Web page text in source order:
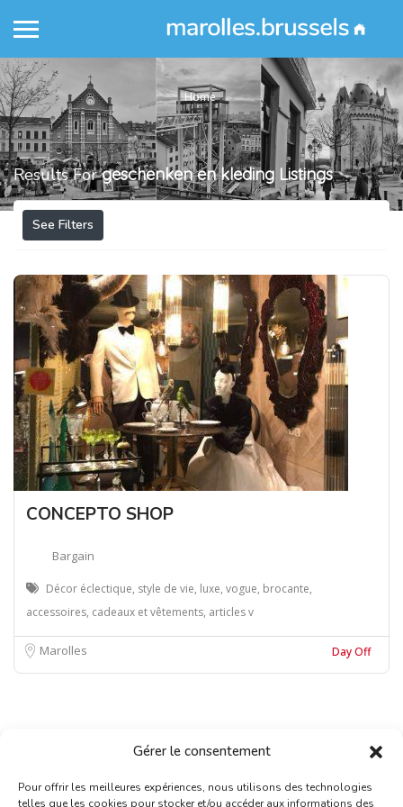
Gérer le consentement
Pour offrir les meilleures expériences, nous utilisons des technologies
telles que les cookies pour stocker et/ou accéder aux informations des
Home
Results Forgeschenken en kleding Listings
See Filters
CONCEPTO SHOP
Bargain
Décor éclectique, style de vie, luxe, vogue, brocante,
accessoires, cadeaux et vêtements, articles v
Marolles Day Off